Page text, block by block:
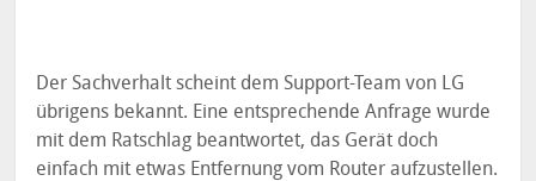
Der Sachverhalt scheint dem Support-Team von LG
übrigens bekannt. Eine entsprechende Anfrage wurde
mit dem Ratschlag beantwortet, das Gerät doch
einfach mit etwas Entfernung vom Router aufzustellen.